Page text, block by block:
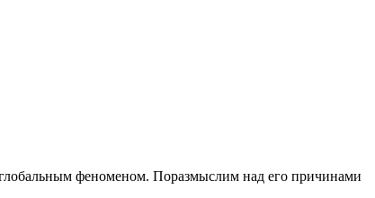
феноменом. Поразмыслим над его причинами